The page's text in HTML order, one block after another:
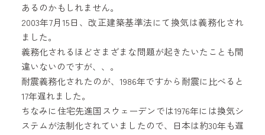
あるのかもしれません。
2003年7月15日、改正建築基準法にて換気は義務化され
ました。
義務化されるほどさまざまな問題が起きたいたことも間
違いないのですが、、。
耐震義務化されたのが、1986年ですから耐震に比べると
17年遅れました。
ちなみに住宅先進国スウェーデンでは1976年には換気シ
ステムが法制化されていましたので、日本は約30年も遅